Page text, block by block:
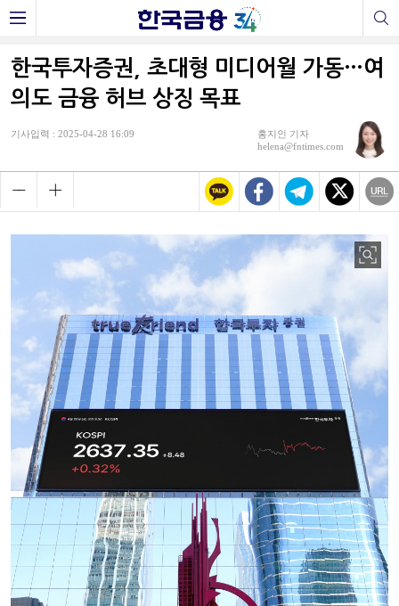
한국투자증권, 초대형 미디어월 가동…여
의도 금융 허브 상징 목표
기사입력 : 2025-04-28 16:09
홍지인 기자
helena@fntimes.com